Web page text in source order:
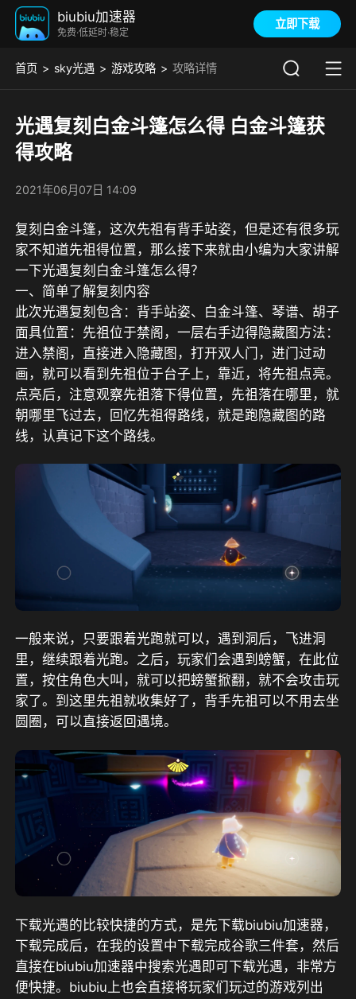
biubiu加速器
免费·低延时·稳定
立即下载
首页 sky光遇 游戏攻略 攻略详情
光遇复刻白金斗篷怎么得 白金斗篷获
得攻略
2021年06月07日 14:09
复刻白金斗篷，这次先祖有背手站姿，但是还有很多玩
家不知道先祖得位置，那么接下来就由小编为大家讲解
一下光遇复刻白金斗篷怎么得？
一、简单了解复刻内容
此次光遇复刻包含：背手站姿、白金斗篷、琴谱、胡子
面具位置：先祖位于禁阁，一层右手边得隐藏图方法：
进入禁阁，直接进入隐藏图，打开双人门，进门过动
画，就可以看到先祖位于台子上，靠近，将先祖点亮。
点亮后，注意观察先祖落下得位置，先祖落在哪里，就
朝哪里飞过去，回忆先祖得路线，就是跑隐藏图的路
线，认真记下这个路线。
一般来说，只要跟着光跑就可以，遇到洞后，飞进洞
里，继续跟着光跑。之后，玩家们会遇到螃蟹，在此位
置，按住角色大叫，就可以把螃蟹掀翻，就不会攻击玩
家了。到这里先祖就收集好了，背手先祖可以不用去坐
圆圈，可以直接返回遇境。
下载光遇的比较快捷的方式，是先下载biubiu加速器，
下载完成后，在我的设置中下载完成谷歌三件套，然后
直接在biubiu加速器中搜索光遇即可下载光遇，非常方
便快捷。biubiu上也会直接将玩家们玩过的游戏列出